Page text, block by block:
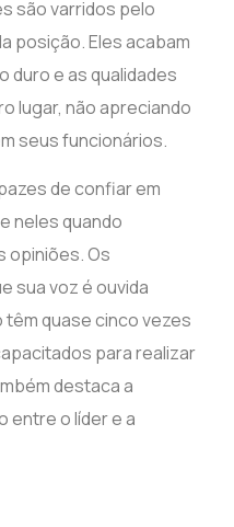
são varridos pelo
posição. Eles acabam
duro e as qualidades
lugar, não apreciando
seus funcionários.
de confiar em
neles quando
opiniões. Os
sua voz é ouvida
quase cinco vezes
para realizar
destaca a
entre o líder e a